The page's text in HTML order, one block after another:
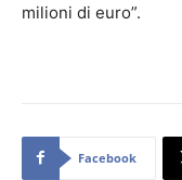
milioni di euro”.
Facebook